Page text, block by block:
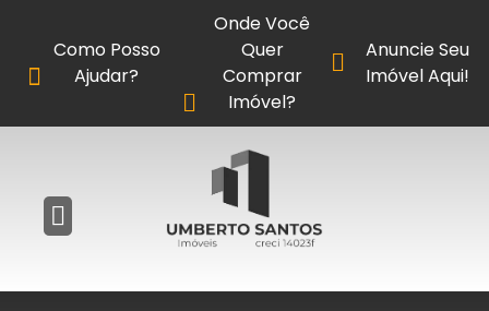
Anuncie Seu
Imóvel Aqui!
Como Posso
Ajudar?
Onde Você
Quer
Comprar
Imóvel?